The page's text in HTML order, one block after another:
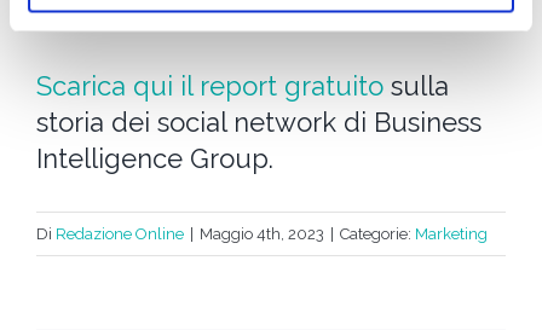
maggiore controllo sulla loro privacy online.
Scarica qui il report gratuito sulla
storia dei social network di Business
Intelligence Group.
Di Redazione Online Maggio 4th, 2023 Categorie: Marketing